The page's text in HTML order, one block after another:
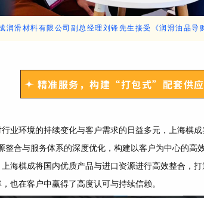
润滑材料有限公司 副总经理刘锋先生接受《润滑油品导
精准服务，构建“打包式”配套供
业环境的持续变化与客户需求的日益多元，上海棋
整合与服务体系的深度优化，构建以客户为中心的高
海棋成将国内优质产品与进口资源进行高效整合，
也在客户中赢得了高度认可与持续信赖。